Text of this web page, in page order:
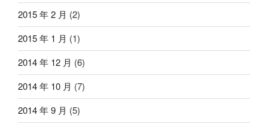
2015 年 2 月 (2)
2015 年 1 月 (1)
2014 年 12 月 (6)
2014 年 10 月 (7)
2014 年 9 月 (5)